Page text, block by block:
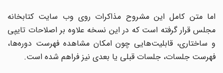
اما متن کامل این مشروح مذاکرات روی وب سایت کتابخانه
مجلس قرار گرفته است که در این نسخه علاوه بر اصلاحات تایپی
و ساختاری، قابلیت‌هایی چون امکان مشاهده فهرست دوره‌ها،
فهرست جلسات، جلسات قبلی یا بعدی نیز فراهم شده است.